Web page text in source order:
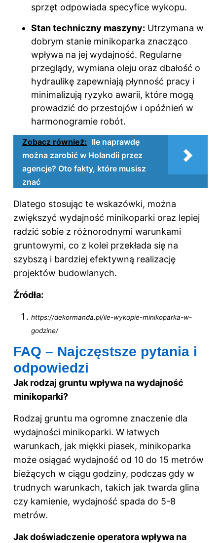
sprzęt odpowiada specyfice wykopu.
Stan techniczny maszyny: Utrzymana w
dobrym stanie minikoparka znacząco
wpływa na jej wydajność. Regularne
przeglądy, wymiana oleju oraz dbałość o
hydraulikę zapewniają płynność pracy i
minimalizują ryzyko awarii, które mogą
prowadzić do przestojów i opóźnień w
harmonogramie robót.
Zobacz również: Ile naprawdę
można zarobić w Holandii przez
agencje? Oto fakty, które musisz
znać
Dlatego stosując te wskazówki, można
zwiększyć wydajność minikoparki oraz lepiej
radzić sobie z różnorodnymi warunkami
gruntowymi, co z kolei przekłada się na
szybszą i bardziej efektywną realizację
projektów budowlanych.
Źródła:
https://dekormanda.pl/ile-wykopie-minikoparka-w-
godzine/
FAQ – Najczęstsze pytania i
odpowiedzi
Jak rodzaj gruntu wpływa na wydajność
minikoparki?
Rodzaj gruntu ma ogromne znaczenie dla
wydajności minikoparki. W łatwych
warunkach, jak miękki piasek, minikoparka
może osiągać wydajność od 10 do 15 metrów
bieżących w ciągu godziny, podczas gdy w
trudnych warunkach, takich jak twarda glina
czy kamienie, wydajność spada do 5-8
metrów.
Jak doświadczenie operatora wpływa na